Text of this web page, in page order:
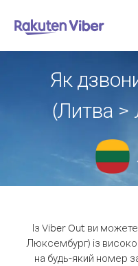
Як
(Литва
Із Viber Out ви
Люксембург) із
на будь-який номер